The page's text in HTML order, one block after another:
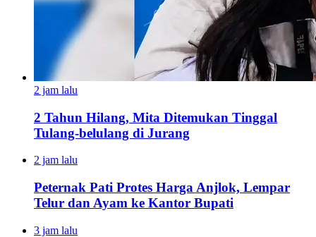
2 jam lalu
2 Tahun Hilang, Mita Ditemukan Tinggal
Tulang-belulang di Jurang
2 jam lalu
Peternak Pati Protes Harga Anjlok, Lempar
Telur dan Ayam ke Kantor Bupati
3 jam lalu